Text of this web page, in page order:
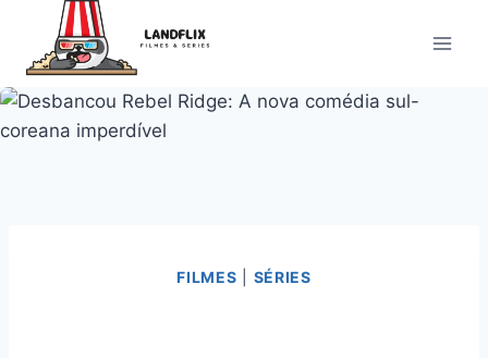
Conteúdo
FILMES SÉRIES